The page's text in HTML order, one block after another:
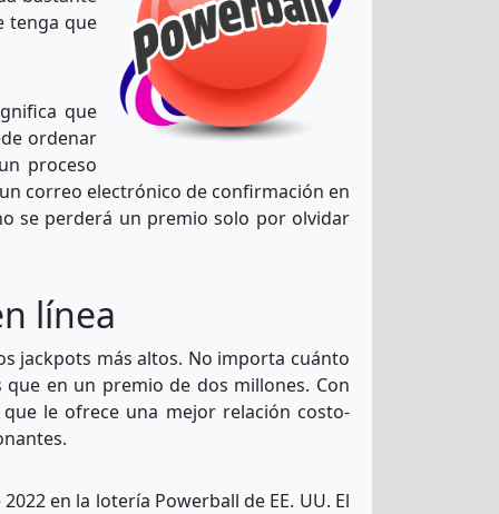
tenga que
que
ordenar
proceso
correo electrónico de confirmación en
se perderá un premio solo por olvidar
línea
jackpots más altos. No importa cuánto
en un premio de dos millones. Con
le ofrece una mejor relación costo-
en la lotería Powerball de EE. UU. El